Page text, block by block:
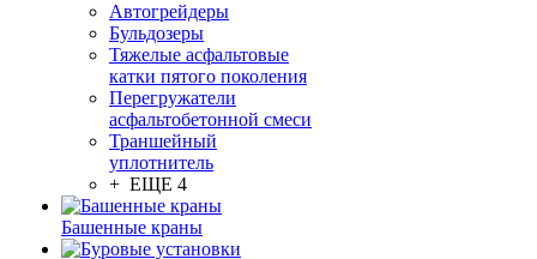
Автогрейдеры
Бульдозеры
Тяжелые асфальтовые
катки пятого поколения
Перегружатели
асфальтобетонной смеси
Траншейный
уплотнитель
+ ЕЩЕ 4
Башенные краны